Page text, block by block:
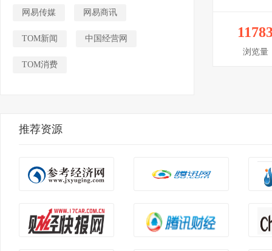
网易传媒 网易商讯
TOM新闻 中国经营网
TOM消费
浏览量
推荐资源